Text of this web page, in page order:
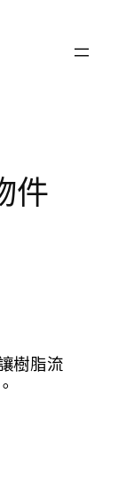
件
樹脂流